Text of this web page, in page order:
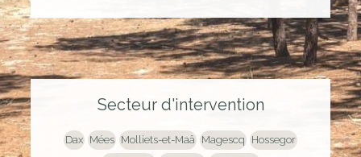
Secteur d'intervention
Dax Mées Molliets-et-Maâ Magescq
Hossegor